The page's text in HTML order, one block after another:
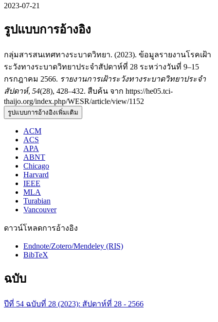
2023-07-21
รูปแบบการอ้างอิง
กลุ่มสารสนเทศทางระบาดวิทยา. (2023). ข้อมูลรายงานโรคเฝ้า
ระวังทางระบาดวิทยาประจำสัปดาห์ที่ 28 ระหว่างวันที่ 9–15
กรกฎาคม 2566. รายงานการเฝ้าระวังทางระบาดวิทยาประจำ
สัปดาห์, 54(28), 428–432. สืบค้น จาก https://he05.tci-
thaijo.org/index.php/WESR/article/view/1152
รูปแบบการอ้างอิงเพิ่มเติม
ACM
ACS
APA
ABNT
Chicago
Harvard
IEEE
MLA
Turabian
Vancouver
ดาวน์โหลดการอ้างอิง
Endnote/Zotero/Mendeley (RIS)
BibTeX
ฉบับ
ปีที่ 54 ฉบับที่ 28 (2023): สัปดาห์ที่ 28 - 2566